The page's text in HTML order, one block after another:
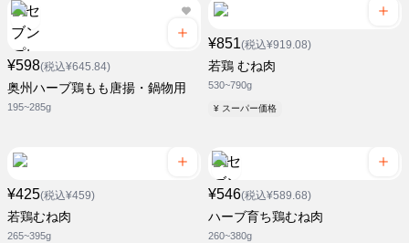
¥598(税込¥645.84)
奥州ハーブ鶏もも唐揚・鍋物用
195~285g
¥851(税込¥919.08)
若鶏 むね肉
530~790g
¥ スーパー価格
¥425(税込¥459)
若鶏むね肉
265~395g
¥546(税込¥589.68)
ハーブ育ち鶏むね肉
260~380g